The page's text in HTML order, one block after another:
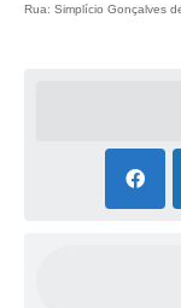
Rua: Simplício Gonçalves